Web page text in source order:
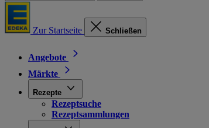
Zur Startseite Schließen
Angebote
Märkte
Rezepte
Rezeptsuche
Rezeptsammlungen